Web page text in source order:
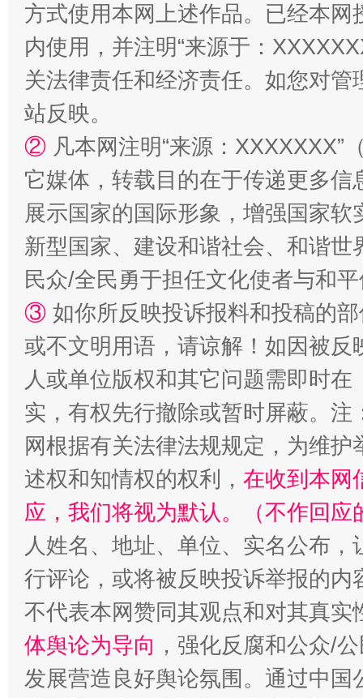
漫山遍野的桃花与雪山、麦地、白藏房 除
招工难、用工荒背后
方式使用本网上述作品。已经本
内使用，并注明“来源于：
关法律责任和经济责任。如您对
站反映。
② 凡本网注明“来源：
它媒体，转载目的在于传递更多
展示国家的国际形象，增强国家
新型国家、建设和谐社会、和谐
民众/全民勇于担任文化使者与和
③ 如你所反映投诉报料和投稿的
或不文明用语，请谅解！如因被
人或单位版权和其它问题需即时在
实，有权先行撤除或暂时屏蔽。
网根据有关法律法规规定，为维
述权和知情权的权利， 在收到本网
应，我们将视为默认。（不作回应
人姓名、地址、单位、实名公布
行评论，或将被反映投诉举报的
不代表本网赞同其观点和对其真实
体舆论为导向 ，强化反腐和公众/
发展营造良好舆论氛围。通过中